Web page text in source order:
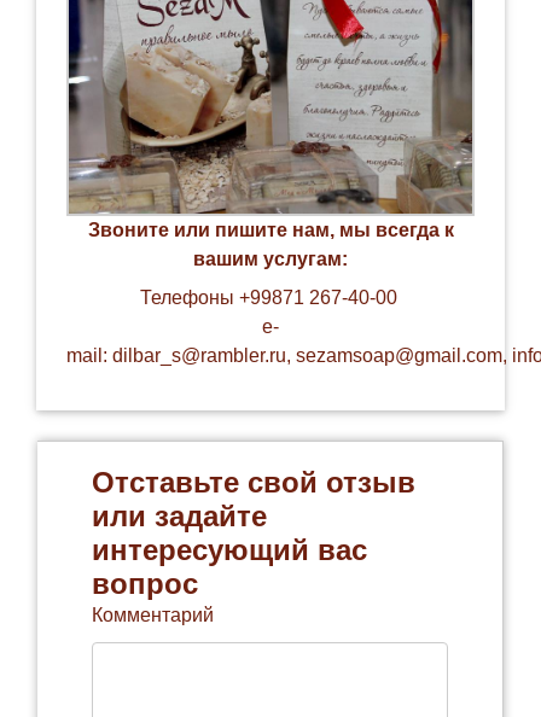
Звоните или пишите нам, мы всегда к
вашим услугам:
Телефоны +99871 267-40-00
e-
mail: dilbar_s@rambler.ru, sezamsoap@gmail.com,
Отставьте свой отзыв
или задайте
интересующий вас
вопрос
Комментарий